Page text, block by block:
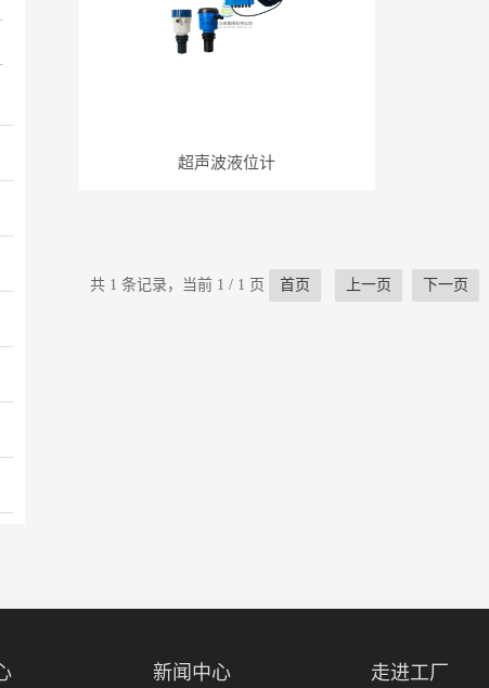
超声波液位计
共 1 条记录，当前 1 / 1 页 首页 上一页 下一页
新闻中心 走进工厂